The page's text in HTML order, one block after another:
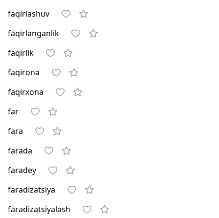
faqirlashuv
faqirlanganlik
faqirlik
faqirona
faqirxona
far
fara
farada
faradey
faradizatsiya
faradizatsiyalash